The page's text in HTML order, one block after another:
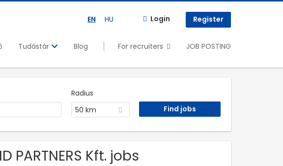
EN HU Login Register
Tudástár Blog For recruiters JOB POSTING
Radius
50 km
PARTNERS Kft. jobs